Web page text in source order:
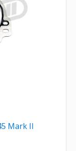
Mark II